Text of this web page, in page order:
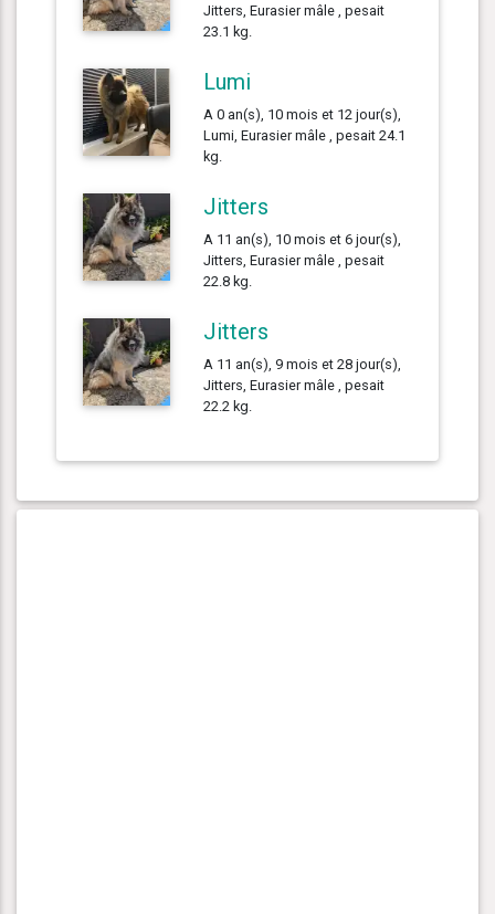
Jitters, Eurasier mâle , pesait
23.1 kg.
Lumi
A 0 an(s), 10 mois et 12 jour(s),
Lumi, Eurasier mâle , pesait 24.1
kg.
Jitters
A 11 an(s), 10 mois et 6 jour(s),
Jitters, Eurasier mâle , pesait
22.8 kg.
Jitters
A 11 an(s), 9 mois et 28 jour(s),
Jitters, Eurasier mâle , pesait
22.2 kg.